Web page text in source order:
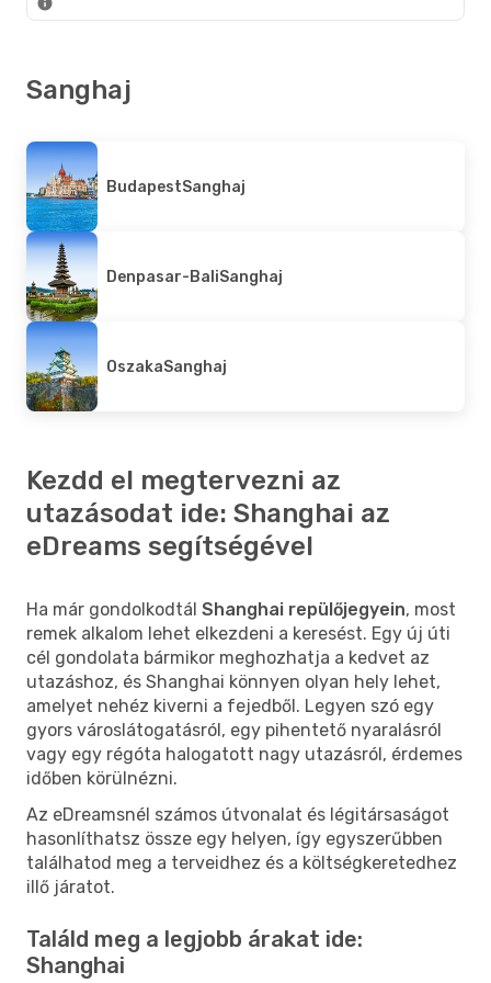
Sanghaj
BudapestSanghaj
Denpasar-BaliSanghaj
OszakaSanghaj
Kezdd el megtervezni az
utazásodat ide: Shanghai az
eDreams segítségével
Ha már gondolkodtál Shanghai repülőjegyein, most
remek alkalom lehet elkezdeni a keresést. Egy új úti
cél gondolata bármikor meghozhatja a kedvet az
utazáshoz, és Shanghai könnyen olyan hely lehet,
amelyet nehéz kiverni a fejedből. Legyen szó egy
gyors városlátogatásról, egy pihentető nyaralásról
vagy egy régóta halogatott nagy utazásról, érdemes
időben körülnézni.
Az eDreamsnél számos útvonalat és légitársaságot
hasonlíthatsz össze egy helyen, így egyszerűbben
találhatod meg a terveidhez és a költségkeretedhez
illő járatot.
Találd meg a legjobb árakat ide:
Shanghai